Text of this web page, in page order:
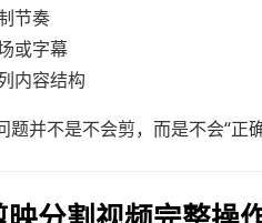
节奏
或字幕
内容结构
题并不是不会剪，而是不会“正